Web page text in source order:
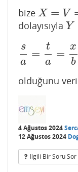
bize X = V
X= V= T=1
dolayısıyla Y
Y=
s
a
=
t
a
=
x
b
s a=t a=x
olduğunu
4 Ağustos 2024
12 Ağustos 2024
Ilgili Bir Soru Sor